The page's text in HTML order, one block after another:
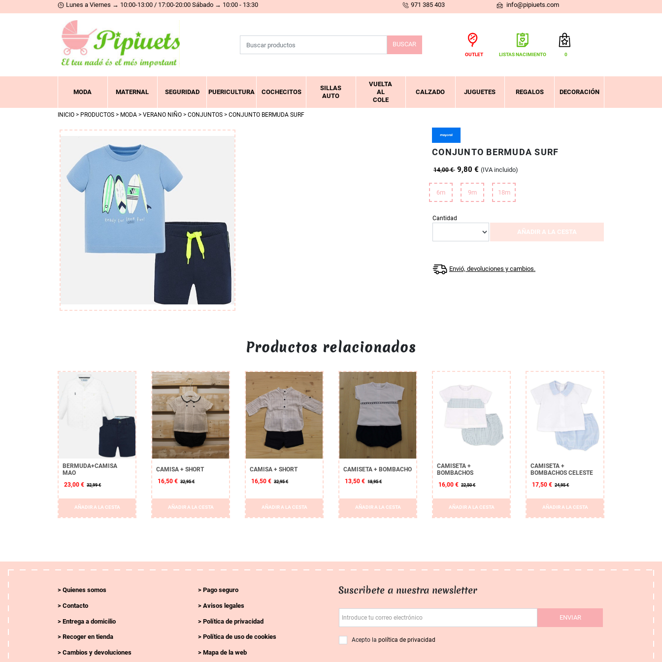
Lunes a Viernes → 10:00-13:00 / 17:00-20:00 Sábado → 10:00 - 13:30 971 385 403 info@pipiuets.com
BUSCAR
OUTLET LISTAS NACIMIENTO 0
VER CESTA
MODA MATERNAL SEGURIDAD PUERICULTURA COCHECITOS
SILLAS
AUTO
VUELTA
AL
COLE
CALZADO JUGUETES REGALOS DECORACIÓN
INICIO > PRODUCTOS > MODA > VERANO NIÑO > CONJUNTOS > CONJUNTO BERMUDA SURF
CONJUNTO BERMUDA SURF
14,00 € 9,80 € (IVA incluido)
6m 9m 18m
Cantidad
AÑADIR A LA CESTA
Envió, devoluciones y cambios.
Productos relacionados
BERMUDA+CAMISA
MAO
23,00 € 32,99 €
AÑADIR A LA CESTA
CAMISA + SHORT
16,50 € 32,95 €
AÑADIR A LA CESTA
CAMISA + SHORT
16,50 € 32,95 €
AÑADIR A LA CESTA
CAMISETA + BOMBACHO
13,50 € 18,95 €
AÑADIR A LA CESTA
CAMISETA +
BOMBACHOS
16,00 € 22,50 €
AÑADIR A LA CESTA
CAMISETA +
BOMBACHOS CELESTE
17,50 € 24,95 €
AÑADIR A LA CESTA
Quienes somos
Contacto
Entrega a domicilio
Recoger en tienda
Cambios y devoluciones
Pago seguro
Avisos legales
Política de privacidad
Política de uso de cookies
Mapa de la web
Suscribete a nuestra newsletter
Introduce tu correo electrónico ENVIAR
Acepto la política de privacidad